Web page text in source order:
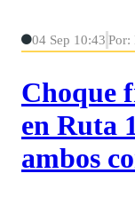
04 Sep 10:43 Por:
Choque
en Ruta
ambos